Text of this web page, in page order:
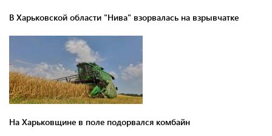
В Харьковской области "Нива" взорвалась на взрывчатке
На Харьковщине в поле подорвался комбайн